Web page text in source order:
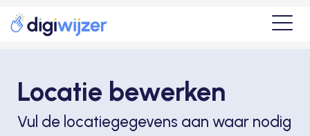
Locatie bewerken
Vul de locatiegegevens aan waar nodig